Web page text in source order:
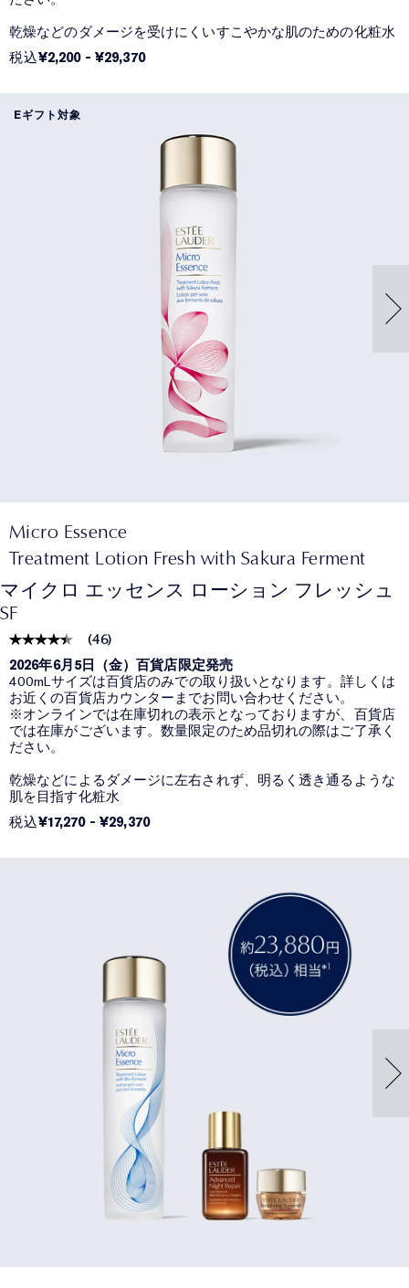
乾燥などのダメージを受けにくいすこやかな肌のための化粧水
税込¥2,200- ¥29,370
Eギフト対象
Micro Essence
Treatment Lotion Fresh with Sakura Ferment
マイクロ エッセンス ローション フレッシュ
SF
(46)
2026年6月5日（金）百貨店限定発売
400mLサイズは百貨店のみでの取り扱いとなります。詳しくは
お近くの百貨店カウンターまでお問い合わせください。
※オンラインでは在庫切れの表示となっておりますが、百貨店
では在庫がございます。数量限定のため品切れの際はご了承く
ださい。
乾燥などによるダメージに左右されず、明るく透き通るような
肌を目指す化粧水
税込¥17,270-¥29,370